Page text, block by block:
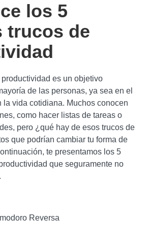
los 5
trucos de
es un objetivo
de las personas, ya sea en el
la vida cotidiana. Muchos conocen
como hacer listas de tareas o
pero ¿qué hay de esos trucos de
que podrían cambiar tu forma de
te presentamos los 5
que seguramente no
Reversa